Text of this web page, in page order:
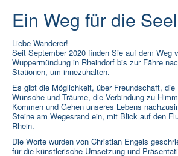
Ein Weg für die
Liebe Wanderer!
Seit September 2020 finden Sie auf dem Weg
Wuppermündung in Rheindorf bis zur Fähre
Stationen, um innezuhalten.
Es gibt die Möglichkeit, über Freundschaft,
Wünsche und Träume, die Verbindung zu
Kommen und Gehen unseres Lebens
Steine am Wegesrand ein, mit Blick auf den
Rhein.
Die Worte wurden von Christian Engels
für die künstlerische Umsetzung und